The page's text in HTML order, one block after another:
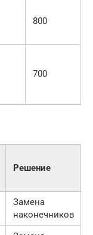
800
700
Решение
Замена
наконечников